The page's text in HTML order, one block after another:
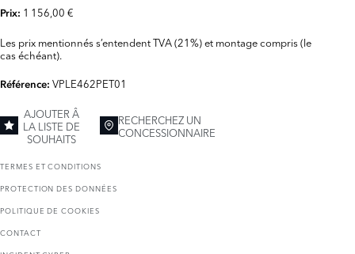
Prix: 1 156,00 €
Les prix mentionnés s’entendent TVA (21%) et montage compris (le
cas échéant).
Référence: VPLE462PET01
AJOUTER Â
LA LISTE DE
SOUHAITS
RECHERCHEZ UN
CONCESSIONNAIRE
TERMES ET CONDITIONS
PROTECTION DES DONNÉES
POLITIQUE DE COOKIES
CONTACT